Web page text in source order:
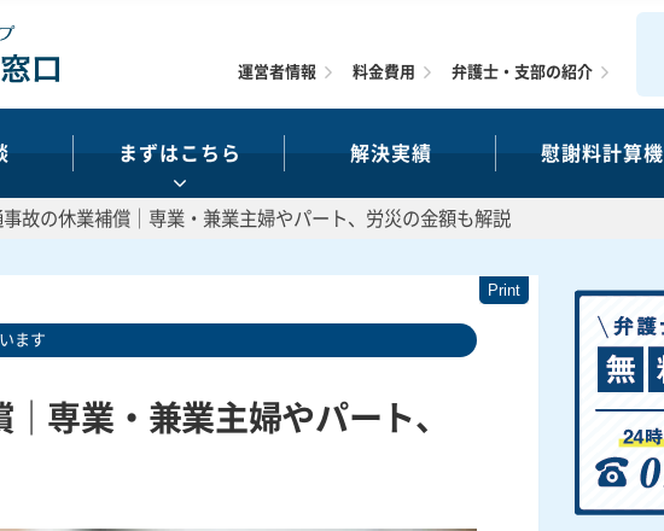
まずはこちら 解決実績 慰謝料計算機
運営者情報 料金費用 弁護士・支部の紹介
事故の休業補償｜専業・兼業主婦やパート、労災の金額も解説
ます
専業・兼業主婦やパート、